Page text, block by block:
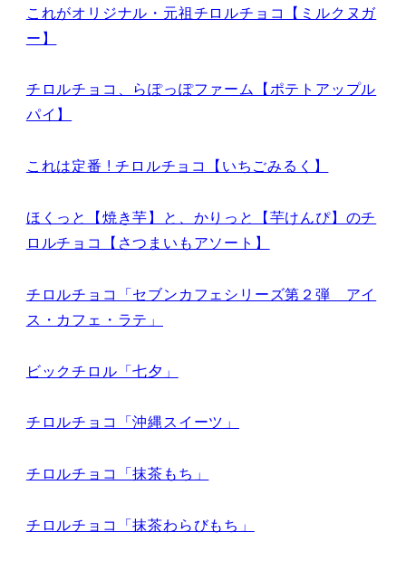
これがオリジナル・元祖チロルチョコ【ミルクヌガ
ー】
チロルチョコ、らぽっぽファーム【ポテトアップル
パイ】
これは定番 ! チロルチョコ【いちごみるく】
ほくっと【焼き芋】と、かりっと【芋けんぴ】のチ
ロルチョコ【さつまいもアソート】
チロルチョコ「セブンカフェシリーズ第２弾 アイ
ス・カフェ・ラテ」
ビックチロル「七夕」
チロルチョコ「沖縄スイーツ」
チロルチョコ「抹茶もち」
チロルチョコ「抹茶わらびもち」